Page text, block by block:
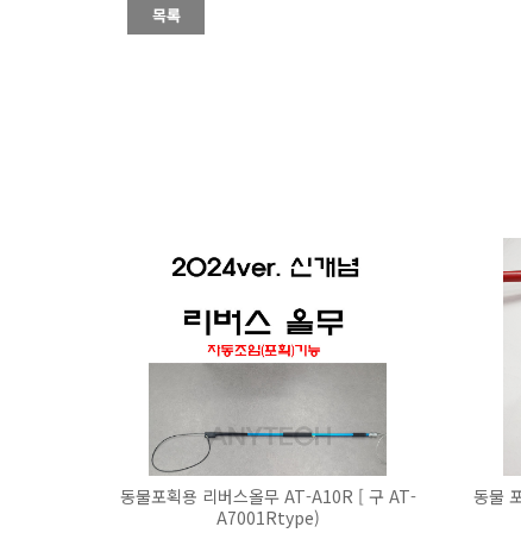
동물포획용 리버스올무 AT-A10R [ 구 AT-
A7001Rtype)
동물